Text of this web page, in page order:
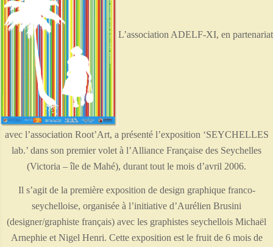
L’association ADELF-XI, en partenariat
avec l’association Root’Art, a présenté l’exposition ‘SEYCHELLES
lab.’ dans son premier volet à l’Alliance Française des Seychelles
(Victoria – île de Mahé), durant tout le mois d’avril 2006.
Il s’agit de la première exposition de design graphique franco-
seychelloise, organisée à l’initiative d’Aurélien Brusini
(designer/graphiste français) avec les graphistes seychellois Michaël
Arnephie et Nigel Henri. Cette exposition est le fruit de 6 mois de